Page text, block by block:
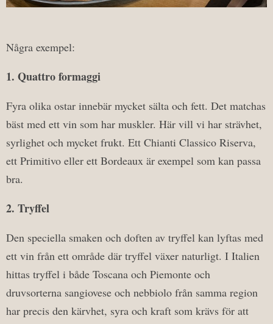
Några exempel:
1. Quattro formaggi
Fyra olika ostar innebär mycket sälta och fett. Det matchas
bäst med ett vin som har muskler. Här vill vi har strävhet,
syrlighet och mycket frukt. Ett Chianti Classico Riserva,
ett Primitivo eller ett Bordeaux är exempel som kan passa
bra.
2. Tryffel
Den speciella smaken och doften av tryffel kan lyftas med
ett vin från ett område där tryffel växer naturligt. I Italien
hittas tryffel i både Toscana och Piemonte och
druvsorterna sangiovese och nebbiolo från samma region
har precis den kärvhet, syra och kraft som krävs för att